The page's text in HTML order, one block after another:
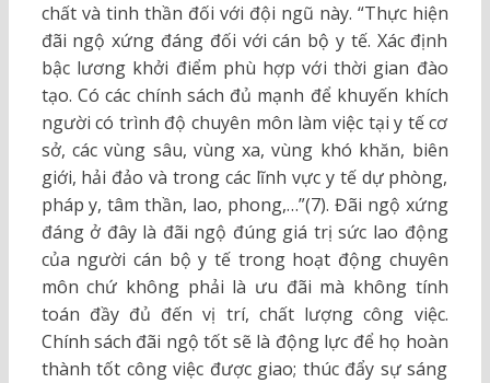
chất và tinh thần đối với đội ngũ này. “Thực hiện
đãi ngộ xứng đáng đối với cán bộ y tế. Xác định
bậc lương khởi điểm phù hợp với thời gian đào
tạo. Có các chính sách đủ mạnh để khuyến khích
người có trình độ chuyên môn làm việc tại y tế cơ
sở, các vùng sâu, vùng xa, vùng khó khăn, biên
giới, hải đảo và trong các lĩnh vực y tế dự phòng,
pháp y, tâm thần, lao, phong,…”(7). Đãi ngộ xứng
đáng ở đây là đãi ngộ đúng giá trị sức lao động
của người cán bộ y tế trong hoạt động chuyên
môn chứ không phải là ưu đãi mà không tính
toán đầy đủ đến vị trí, chất lượng công việc.
Chính sách đãi ngộ tốt sẽ là động lực để họ hoàn
thành tốt công việc được giao; thúc đẩy sự sáng